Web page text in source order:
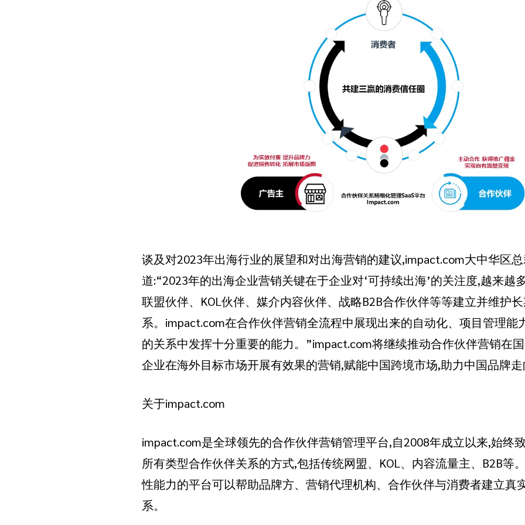
谈及对2023年出海行业的展望和对出海营销的建议,impact.com大中华区
道:“2023年的出海企业营销关键在于企业对‘可持续出海’的关注度,越来越
联盟伙伴、KOL伙伴、媒介内容伙伴、战略B2B合作伙伴等等建立并维护
系。impact.com在合作伙伴营销全流程中展现出来的自动化、项目管理能
的关系中发挥十分重要的能力。”impact.com将继续推动合作伙伴营销在
企业在海外目标市场开展有效果的营销,赋能中国跨境市场,助力中国品牌走
关于impact.com
impact.com是全球领先的合作伙伴营销管理平台,自2008年成立以来,始终
所有类型合作伙伴关系的方式,包括传统网盟、KOL、内容流量主、B2B等
性能力的平台可以帮助品牌方、营销代理机构、合作伙伴与消费者建立真
系。